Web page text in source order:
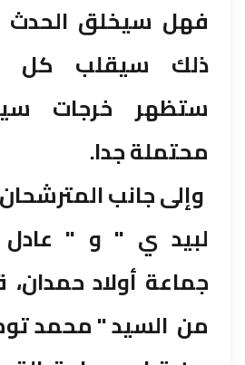
فهل سيخلق
ذلك سيقلب كل
ستظهر خرجات
محتملة جدا.
وإلى جانب
لبيد ي " و "
جماعة أولاد
من السيد " محمد